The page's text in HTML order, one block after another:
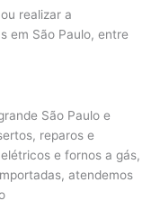
realizar a
em São Paulo, entre
São Paulo e
reparos e
e fornos a gás,
atendemos